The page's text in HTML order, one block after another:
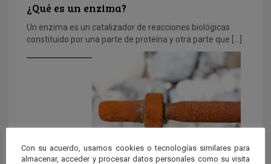
¿Qué es un enzima?
Un enzima es un catalizador de reacciones biológicas
constituido por una parte de proteína y otra parte que […]
Con su acuerdo, usamos cookies o tecnologías similares para
almacenar, acceder y procesar datos personales como su visita